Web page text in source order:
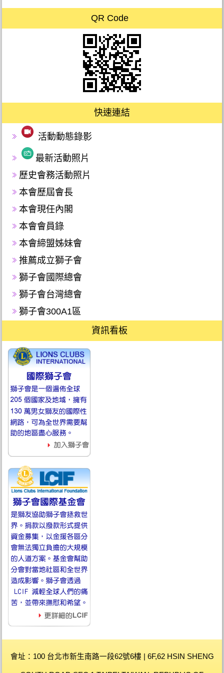
QR Code
快速連結
活動動態錄影
最新活動照片
歷史會務活動照片
本會歷屆會長
本會現任內閣
本會會員錄
本會締盟姊妹會
推薦成立獅子會
獅子會國際總會
獅子會台灣總會
獅子會300A1區
資訊看板
會址：100 台北市新生南路一段62號6樓 | 6F,62 HSIN SHENG